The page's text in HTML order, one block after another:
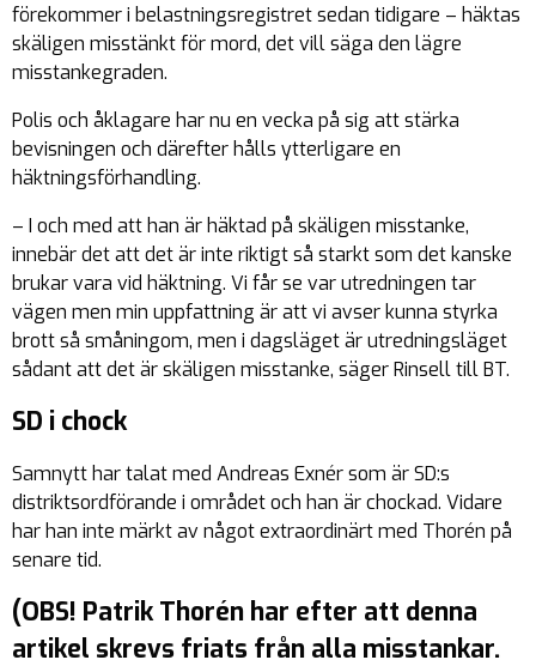
förekommer i belastningsregistret sedan tidigare – häktas
skäligen misstänkt för mord, det vill säga den lägre
misstankegraden.
Polis och åklagare har nu en vecka på sig att stärka
bevisningen och därefter hålls ytterligare en
häktningsförhandling.
– I och med att han är häktad på skäligen misstanke,
innebär det att det är inte riktigt så starkt som det kanske
brukar vara vid häktning. Vi får se var utredningen tar
vägen men min uppfattning är att vi avser kunna styrka
brott så småningom, men i dagsläget är utredningsläget
sådant att det är skäligen misstanke, säger Rinsell till BT.
SD i chock
Samnytt har talat med Andreas Exnér som är SD:s
distriktsordförande i området och han är chockad. Vidare
har han inte märkt av något extraordinärt med Thorén på
senare tid.
(OBS! Patrik Thorén har efter att denna
artikel skrevs friats från alla misstankar.